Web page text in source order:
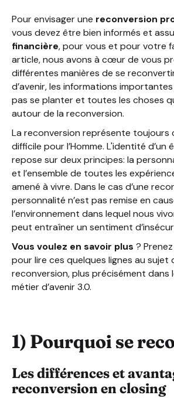
Conclusion
Pour envisager une reconversion
vous devez être bien informés et
financière, pour vous et pour votre
article, nous avons à cœur de vous
différentes manières de se
d’avenir, les informations
pas se planter et toutes les choses
autour de la reconversion.
La reconversion représente toujours
difficile pour l’Homme. L'identité d’un
repose sur deux principes: la
et l’ensemble de toutes les
amené à vivre. Dans le cas d’une
personnalité n’est pas remise en
l’environnement dans lequel nous
peut entraîner un sentiment
Vous voulez en savoir plus ?
pour lire ces quelques lignes au sujet
reconversion, plus précisément dans
métier d’avenir 3.0.
1) Pourquoi se
Les différences et
reconversion en closing